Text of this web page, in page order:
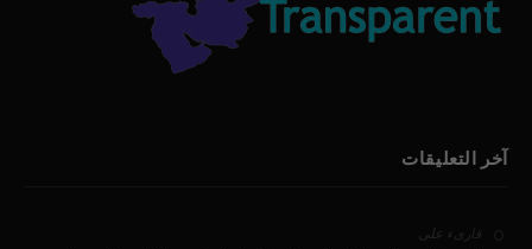
آخر التعليقات
قارىء على